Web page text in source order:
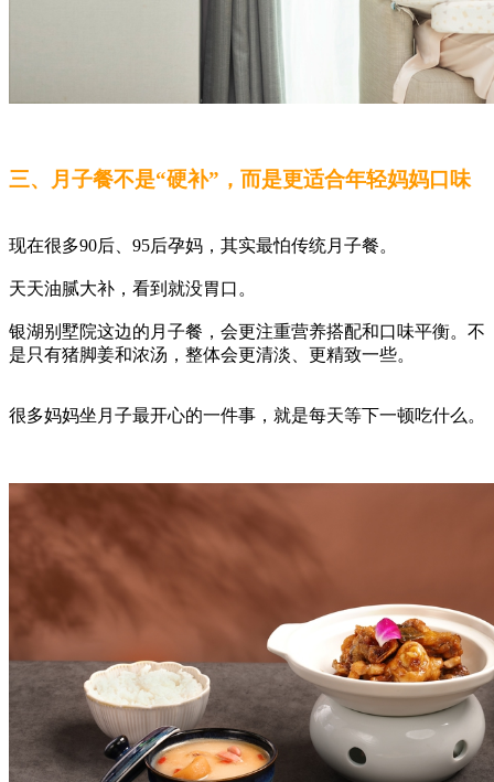
三、月子餐不是“硬补”，而是更适合年轻妈妈口味
现在很多90后、95后孕妈，其实最怕传统月子餐。
天天油腻大补，看到就没胃口。
银湖别墅院这边的月子餐，会更注重营养搭配和口味平衡。不
是只有猪脚姜和浓汤，整体会更清淡、更精致一些。
很多妈妈坐月子最开心的一件事，就是每天等下一顿吃什么。